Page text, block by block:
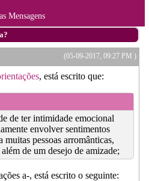
Mensagens
(05-09-2017, 09:27 PM )
, está escrito que:
de ter intimidade emocional
envolver sentimentos
muitas pessoas arromânticas,
de um desejo de amizade;
a-, está escrito o seguinte: